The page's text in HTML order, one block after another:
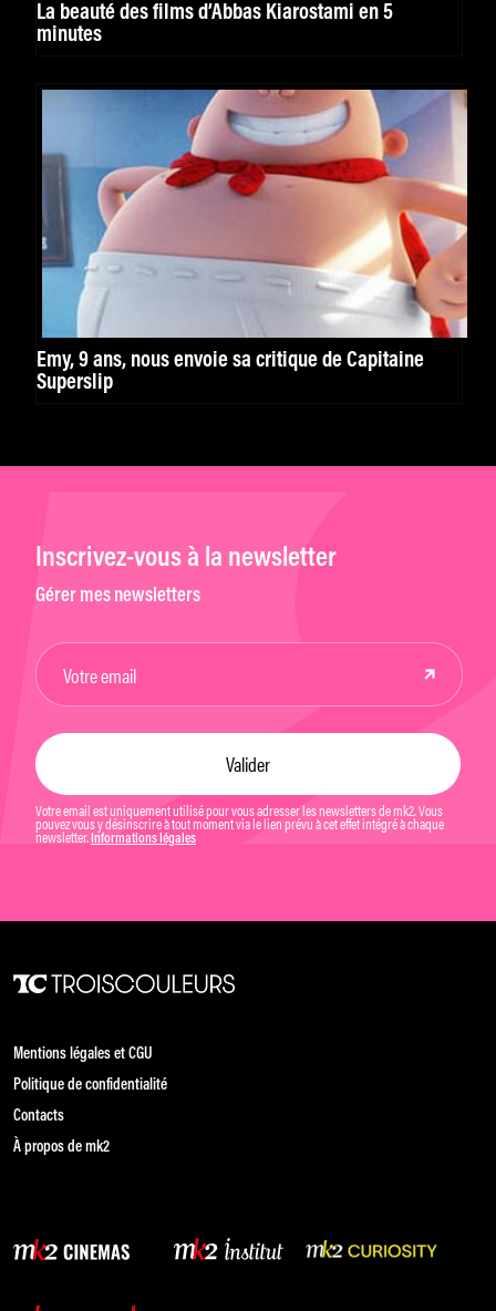
La beauté des films d’Abbas Kiarostami en 5
minutes
Emy, 9 ans, nous envoie sa critique de Capitaine
Superslip
Inscrivez-vous à la newsletter
Gérer mes newsletters
Votre email est uniquement utilisé pour vous adresser les newsletters de mk2. Vous
pouvez vous y désinscrire à tout moment via le lien prévu à cet effet intégré à chaque
newsletter. Informations légales
Mentions légales et CGU
Politique de confidentialité
Contacts
À propos de mk2